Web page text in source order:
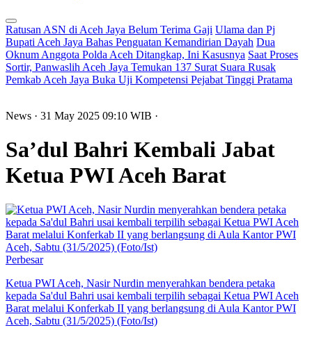
Ratusan ASN di Aceh Jaya Belum Terima Gaji Ulama dan Pj
Bupati Aceh Jaya Bahas Penguatan Kemandirian Dayah Dua
Oknum Anggota Polda Aceh Ditangkap, Ini Kasusnya Saat Proses
Sortir, Panwaslih Aceh Jaya Temukan 137 Surat Suara Rusak
Pemkab Aceh Jaya Buka Uji Kompetensi Pejabat Tinggi Pratama
News · 31 May 2025 09:10 WIB ·
Sa’dul Bahri Kembali Jabat
Ketua PWI Aceh Barat
Perbesar
Ketua PWI Aceh, Nasir Nurdin menyerahkan bendera petaka
kepada Sa'dul Bahri usai kembali terpilih sebagai Ketua PWI Aceh
Barat melalui Konferkab II yang berlangsung di Aula Kantor PWI
Aceh, Sabtu (31/5/2025) (Foto/Ist)